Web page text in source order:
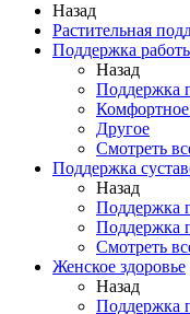
Назад
Растительная
Поддержка
Назад
Поддержка
Другое
Смотреть
Поддержка
Назад
Поддержка
Поддержка
Смотреть
Женское здоровье
Назад
Поддержка